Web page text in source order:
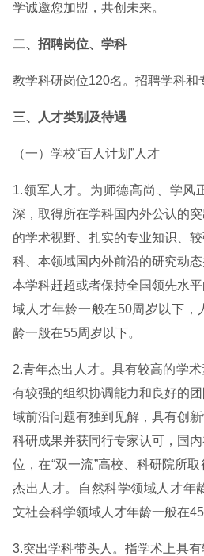
学诚邀您加盟，共创未来。
二、招聘岗位、学科
教学科研岗位120名。招聘学科和
三、人才类别及待遇
（一）学校“百人计划”人才
1.领军人才。为师德高尚、学风
深，取得所在学科国内外公认的
的学术视野、扎实的专业知识、
科、本领域国内外前沿的研究动
本学科赶超或者保持全国领先水
域人才年龄一般在50周岁以下，
龄一般在55周岁以下。
2.青年杰出人才。具有较高的学
有较强的组织协调能力和良好的
域前沿问题有独到见解，具有创
科研成果并获同行专家认可，国
位，在“双一流”高校、科研院所
杰出人才。自然科学领域人才年
文社会科学领域人才年龄一般在45
3.突出学科带头人。指学术上具